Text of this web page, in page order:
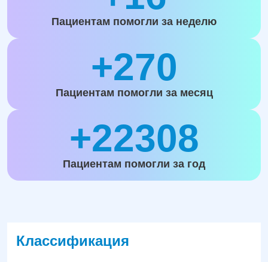
Пациентам помогли за неделю
+270
Пациентам помогли за месяц
+22308
Пациентам помогли за год
Классификация